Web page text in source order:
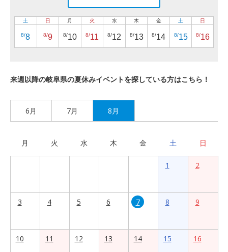
土
8/8
日
8/9
月
8/10
火
8/11
水
8/12
木
8/13
金
8/14
土
8/15
日
8/16
来週以降の岐阜県の夏休みイベントを探している方はこちら！
6月 7月 8月
月 火 水 木 金 土 日
1 2
3 4 5 6 7 8 9
10
11
12
13
14
15
16